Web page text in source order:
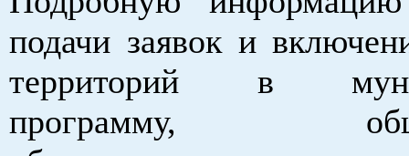
подачи заявок и
территорий в
программу,